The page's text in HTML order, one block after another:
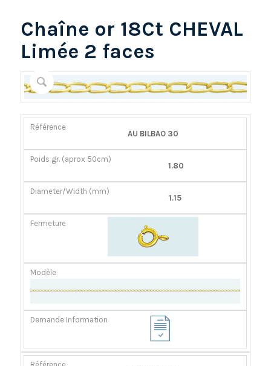
Chaîne or 18Ct CHEVAL
Limée 2 faces
RÉFÉRENCE
(APROX
DIAMÈTER/LARGEUR
AU BILBAO 30
1.80
1.15